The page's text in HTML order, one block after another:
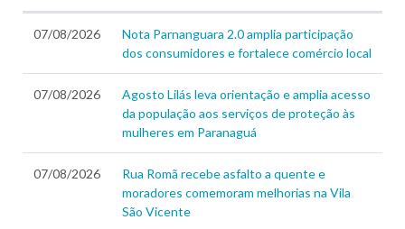
07/08/2026
Nota Parnanguara 2.0 amplia participação
dos consumidores e fortalece comércio local
07/08/2026
Agosto Lilás leva orientação e amplia acesso
da população aos serviços de proteção às
mulheres em Paranaguá
07/08/2026
Rua Romã recebe asfalto a quente e
moradores comemoram melhorias na Vila
São Vicente